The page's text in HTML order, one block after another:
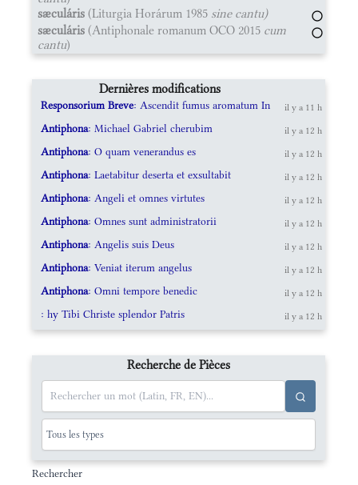
sæculáris (Liturgia Horárum 1985 sine cantu)
sæculáris (Antiphonale romanum OCO 2015 cum
cantu)
Dernières modifications
Responsorium Breve: Ascendit fumus aromatum In il y a 11 h
Antiphona: Michael Gabriel cherubim il y a 12 h
Antiphona: O quam venerandus es il y a 12 h
Antiphona: Laetabitur deserta et exsultabit il y a 12 h
Antiphona: Angeli et omnes virtutes il y a 12 h
Antiphona: Omnes sunt administratorii il y a 12 h
Antiphona: Angelis suis Deus il y a 12 h
Antiphona: Veniat iterum angelus il y a 12 h
Antiphona: Omni tempore benedic il y a 12 h
: hy Tibi Christe splendor Patris il y a 12 h
Recherche de Pièces
Rechercher